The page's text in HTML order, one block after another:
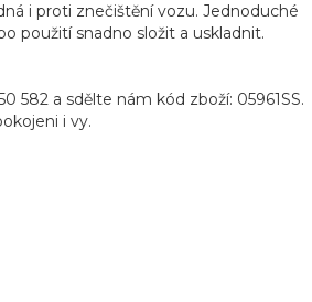
i proti znečištění vozu. Jednoduché
použití snadno složit a uskladnit.
582 a sdělte nám kód zboží: 05961SS.
i vy.